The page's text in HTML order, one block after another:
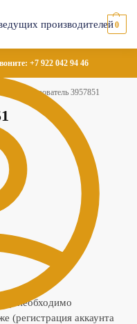
0
+7 922 042 94 46
Преобразователь 3957851
необходимо
(регистрация аккаунта